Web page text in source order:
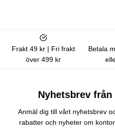
Frakt 49 kr | Fri frakt
över 499 kr
Betala
Nyhetsbrev
Anmäl dig till vårt nyhetsbrev
rabatter och nyheter om